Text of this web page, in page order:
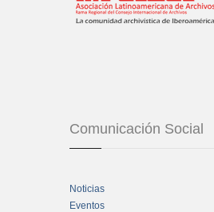
Comunicación Social
Noticias
Eventos